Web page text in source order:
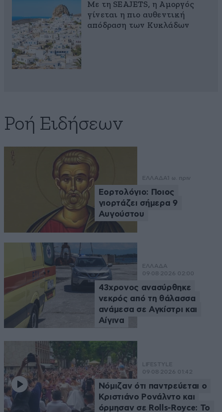
Με τη SEAJETS, η Αμοργός
γίνεται η πιο αυθεντική
απόδραση των Κυκλάδων
Ροή Ειδήσεων
ΕΛΛΑΔΑ 1 ω. πριν
Εορτολόγιο: Ποιος
γιορτάζει σήμερα 9
Αυγούστου
ΕΛΛΑΔΑ
09·08·2026 02:00
43χρονος ανασύρθηκε
νεκρός από τη θάλασσα
ανάμεσα σε Αγκίστρι και
Αίγινα
LIFESTYLE
09·08·2026 01:42
Νόμιζαν ότι παντρεύεται ο
Κριστιάνο Ρονάλντο και
όρμησαν σε Rolls-Royce: Το